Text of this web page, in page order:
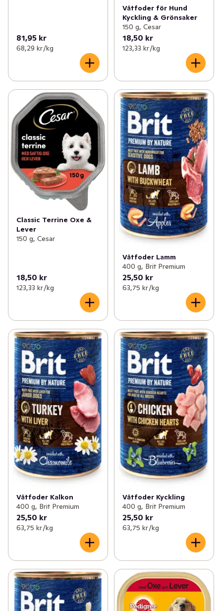
81,95 kr
68,29 kr /kg
Våtfoder för Hund
Kyckling & Grönsaker
150 g, Cesar
18,50 kr
123,33 kr /kg
Classic Terrine Oxe &
Lever
150 g, Cesar
18,50 kr
123,33 kr /kg
Våtfoder Lamm
400 g, Brit Premium
25,50 kr
63,75 kr /kg
Våtfoder Kalkon
400 g, Brit Premium
25,50 kr
63,75 kr /kg
Våtfoder Kyckling
400 g, Brit Premium
25,50 kr
63,75 kr /kg